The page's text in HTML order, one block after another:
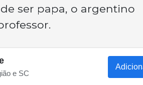
ser papa, o argentino
e SC